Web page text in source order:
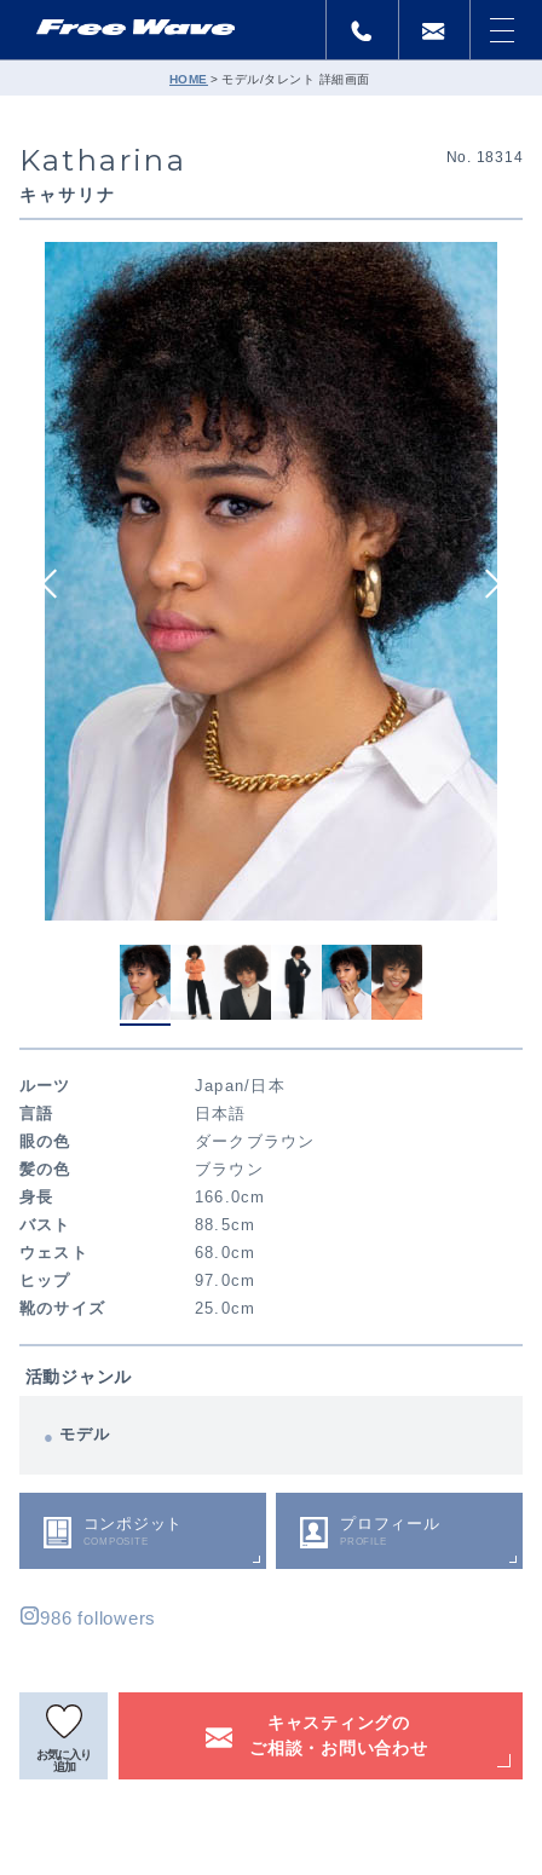
HOME モデル/タレント 詳細画面
Katharina
キャサリナ
No. 18314
ルーツ
Japan/日本
言語
日本語
眼の色
ダークブラウン
髪の色
ブラウン
身長
166.0cm
バスト
88.5cm
ウェスト
68.0cm
ヒップ
97.0cm
靴のサイズ
25.0cm
活動ジャンル
モデル
コンポジット
COMPOSITE
プロフィール
PROFILE
986 followers
お気に入り
追加
キャスティングの
ご相談・お問い合わせ